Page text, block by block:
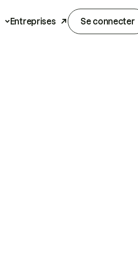
Entreprises Se connecter